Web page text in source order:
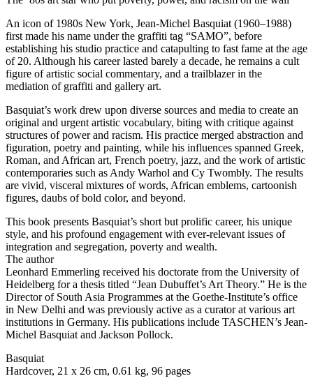
An icon of 1980s New York, Jean-Michel Basquiat (1960–1988)
first made his name under the graffiti tag “SAMO”, before
establishing his studio practice and catapulting to fast fame at the age
of 20. Although his career lasted barely a decade, he remains a cult
figure of artistic social commentary, and a trailblazer in the
mediation of graffiti and gallery art.
Basquiat’s work drew upon diverse sources and media to create an
original and urgent artistic vocabulary, biting with critique against
structures of power and racism. His practice merged abstraction and
figuration, poetry and painting, while his influences spanned Greek,
Roman, and African art, French poetry, jazz, and the work of artistic
contemporaries such as Andy Warhol and Cy Twombly. The results
are vivid, visceral mixtures of words, African emblems, cartoonish
figures, daubs of bold color, and beyond.
This book presents Basquiat’s short but prolific career, his unique
style, and his profound engagement with ever-relevant issues of
integration and segregation, poverty and wealth.
The author
Leonhard Emmerling received his doctorate from the University of
Heidelberg for a thesis titled “Jean Dubuffet’s Art Theory.” He is the
Director of South Asia Programmes at the Goethe-Institute’s office
in New Delhi and was previously active as a curator at various art
institutions in Germany. His publications include TASCHEN’s Jean-
Michel Basquiat and Jackson Pollock.
Basquiat
Hardcover, 21 x 26 cm, 0.61 kg, 96 pages